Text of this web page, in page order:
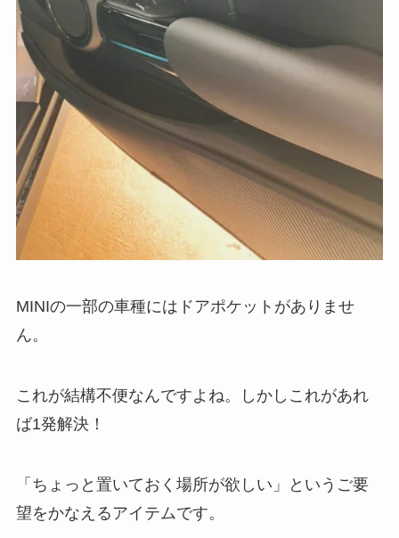
MINIの一部の車種にはドアポケットがありませ
ん。
これが結構不便なんですよね。しかしこれがあれ
ば1発解決！
「ちょっと置いておく場所が欲しい」というご要
望をかなえるアイテムです。